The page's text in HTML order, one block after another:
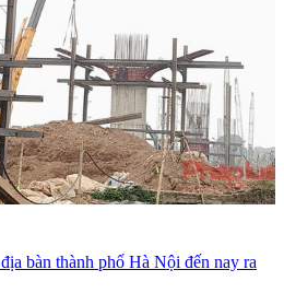
bàn thành phố Hà Nội đến nay ra